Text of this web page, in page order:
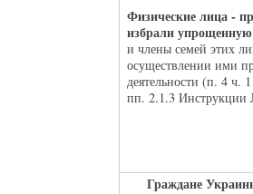
Физические лица -
избрали
и члены семей этих
осуществлении ими
деятельности (п. 4 ч.
пп. 2.1.3
Граждане